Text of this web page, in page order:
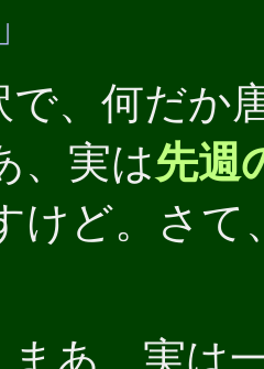
で、何だか
、実は先週
けど。さ
まあ、実は